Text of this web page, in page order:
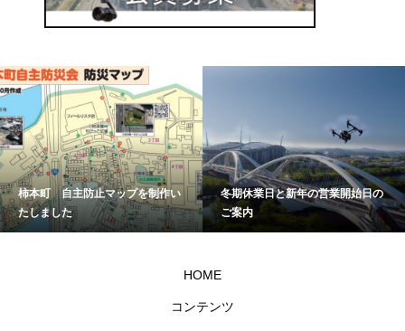
柿本町 自主防止マップを制作い
たしました
冬期休業日と新年の営業開始日の
ご案内
HOME
コンテンツ